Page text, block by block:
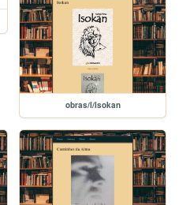
obras/I/Isokan